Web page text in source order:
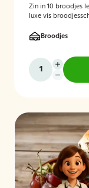
Zin in 10 broodjes
luxe vis
Broodjes